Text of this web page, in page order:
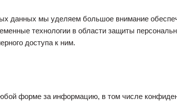
данных мы уделяем большое внимание
технологии в области защиты
доступа к ним.
форме за информацию, в том числе